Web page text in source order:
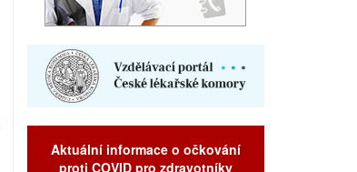
Aktuální informace o očkování
proti COVID pro zdravotníky